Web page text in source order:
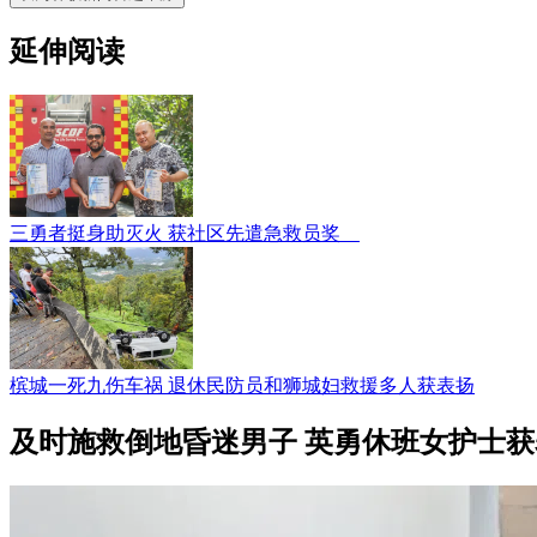
延伸阅读
三勇者挺身助灭火 获社区先遣急救员奖
槟城一死九伤车祸 退休民防员和狮城妇救援多人获表扬
及时施救倒地昏迷男子 英勇休班女护士